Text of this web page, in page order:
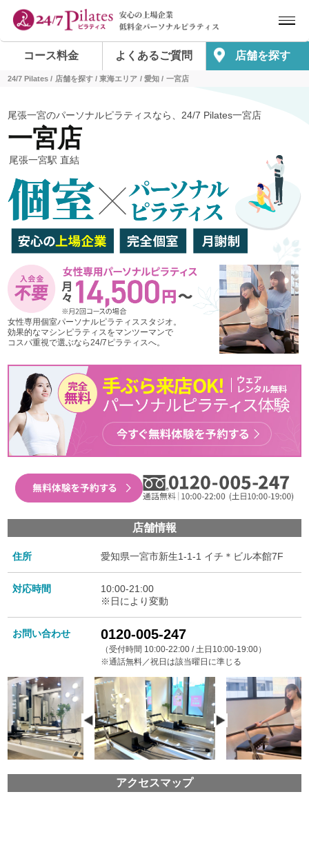
コース料金 よくあるご質問 店舗を探す
24/7 Pilates 店舗を探す 東海エリア 愛知 一宮店
尾張一宮のパーソナルピラティスなら、24/7 Pilates一宮店
一宮店
尾張一宮駅 直結
女性専用個室パーソナルピラティススタジオ。
効果的なマシンピラティスをマンツーマンで
コスパ重視で選ぶなら24/7ピラティスへ。
店舗情報
住所 愛知県一宮市新生1-1-1 イチ＊ビル本館7F
対応時間
10:00-21:00
※日により変動
お問い合わせ 0120-005-247
（受付時間 10:00-22:00 / 土日10:00-19:00）
※通話無料／祝日は該当曜日に準じる
アクセスマップ